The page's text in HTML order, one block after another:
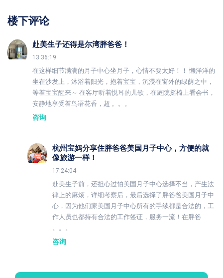
楼下评论
赴美生子还得是尔湾胖爸爸！
13:36:19
在这样细节满满的月子中心坐月子，心情不要太好！！ 懒洋洋的
坐在沙发上，沐浴着阳光，抱着宝宝，沉浸在窗外的绿荫之中，
等着宝宝醒来～ 在客厅听着悦耳的儿歌，在庭院摇椅上看会书，
安静地享受着鸟语花香，超 。。。
咨询
杭州宝妈分享住胖爸爸美国月子中心，方便的就
像旅游一样！
17:24:04
赴美生子前，还担心过怕美国月子中心选择不当，产生法
律上的麻烦，详细考察后，最后选择了胖爸爸美国月子中
心，因为他们家美国月子中心所有的手续都是合法的，工
作人员也都持有合法的工作签证，服务一流！在胖爸
。。。
咨询